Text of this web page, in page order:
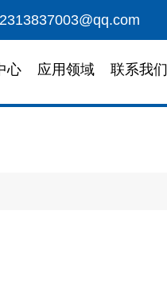
2313837003@qq.com
心 应用领域 联系我们